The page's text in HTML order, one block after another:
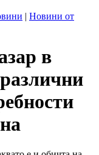
| Новини от
в